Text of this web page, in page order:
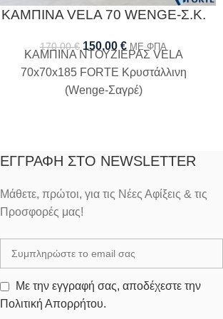
ΚΑΜΠΙΝΑ VELA 70 WENGE-Σ.Κ.
170,00€ 150,00 € ΜΕ ΦΠΑ
ΚΑΜΠΙΝΑ ΝΤΟΥΖΙΕΡΑΣ VELA
70x70x185 FORTE Κρυστάλλινη
(Wenge-Σαγρέ)
ΕΓΓΡΑΦΉ ΣΤΟ NEWSLETTER
Μάθετε, πρώτοι, για τις Νέες Αφίξεις & τις
Προσφορές μας!
Με την εγγραφή σας, αποδέχεστε την
Πολιτική Απορρήτου.